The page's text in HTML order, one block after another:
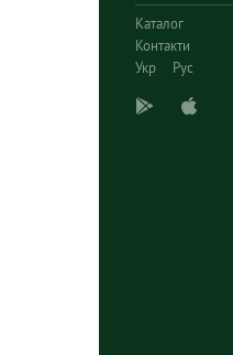
Каталог
Контакти
Укр
Рус